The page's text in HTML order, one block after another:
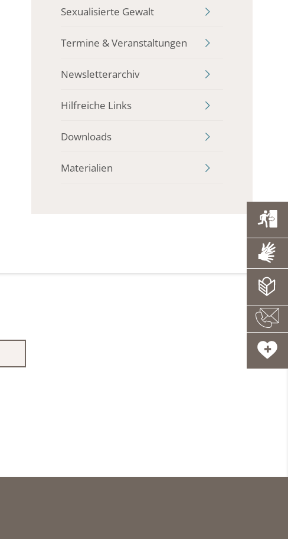
Sexualisierte Gewalt
Termine & Veranstaltungen
Newsletterarchiv
Hilfreiche Links
Downloads
Materialien